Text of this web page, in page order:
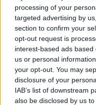
processing of your
targeted advertising by
section to confirm your
opt-out request is
interest-based ads
us or personal
your opt-out. You may
disclosure of your
IAB’s list of downstream
also be disclosed by us
Per non
Bandiere in
Ai padroni di
Le strade della
E' ancora